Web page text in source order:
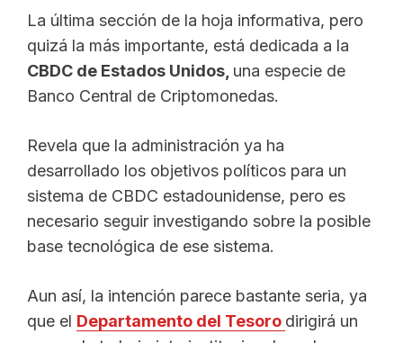
La última sección de la hoja informativa, pero
quizá la más importante, está dedicada a la
CBDC de Estados Unidos, una especie de
Banco Central de Criptomonedas.
Revela que la administración ya ha
desarrollado los objetivos políticos para un
sistema de CBDC estadounidense, pero es
necesario seguir investigando sobre la posible
base tecnológica de ese sistema.
Aun así, la intención parece bastante seria, ya
que el Departamento del Tesoro dirigirá un